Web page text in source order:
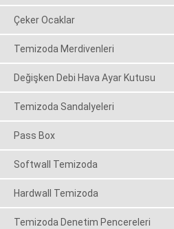
Çeker Ocaklar
Temizoda Merdivenleri
Değişken Debi Hava Ayar Kutusu
Temizoda Sandalyeleri
Pass Box
Softwall Temizoda
Hardwall Temizoda
Temizoda Denetim Pencereleri